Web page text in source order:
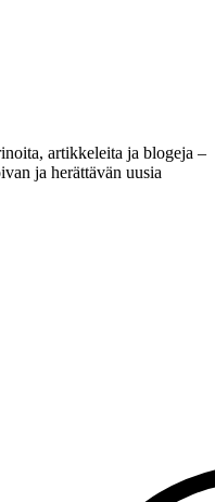
artikkeleita ja blogeja –
ja herättävän uusia